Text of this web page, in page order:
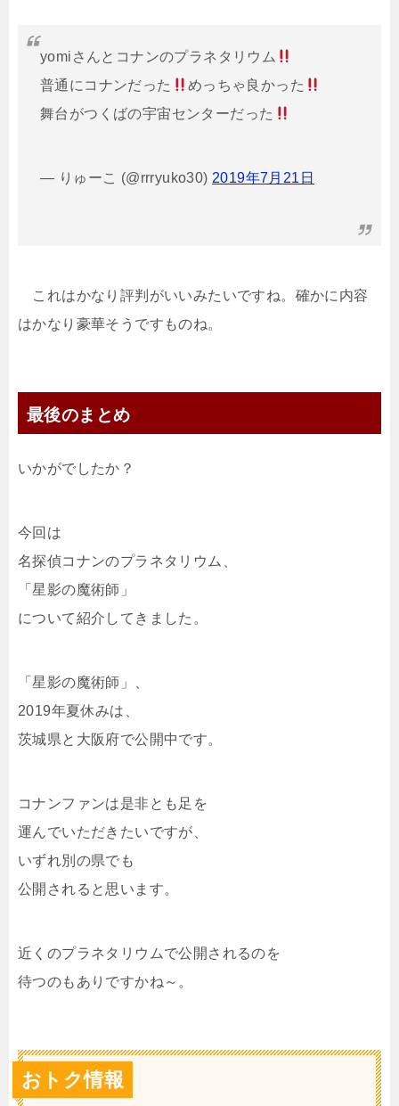
yomiさんとコナンのプラネタリウム
普通にコナンだった
めっちゃ良かった
舞台がつくばの宇宙センターだった
— りゅーこ (@rrryuko30) 2019年7月21日
これはかなり評判がいいみたいですね。確かに内容
はかなり豪華そうですものね。
最後のまとめ
いかがでしたか？
今回は
名探偵コナンのプラネタリウム、
「星影の魔術師」
について紹介してきました。
「星影の魔術師」、
2019年夏休みは、
茨城県と大阪府で公開中です。
コナンファンは是非とも足を
運んでいただきたいですが、
いずれ別の県でも
公開されると思います。
近くのプラネタリウムで公開されるのを
待つのもありですかね～。
おトク情報